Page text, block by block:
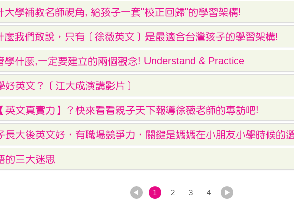
大學補教名師視角, 給孩子一套"校正回歸"的學習架構!
麼我們敢說，只有［徐薇英文］是最適合台灣孩子的學習架構!
學什麼,一定要建立的兩個觀念! Understand & Practice
英文​？［江大成演講影片］
英文真實力】？快來看看親子天下報導徐薇老師的專訪吧!
長大後英文好，有職場競爭力，關鍵是媽媽在小朋友小學時候的
的三大迷思
1 2 3 4